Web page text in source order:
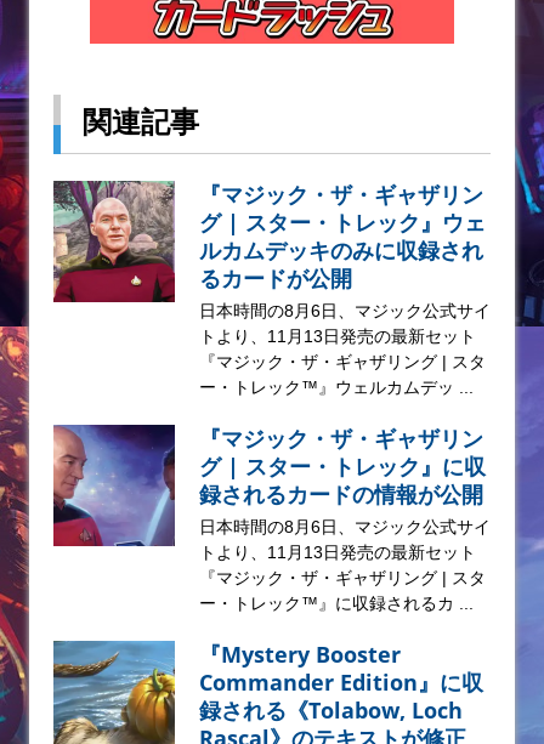
関連記事
『マジック・ザ・ギャザリン
グ | スター・トレック』ウェ
ルカムデッキのみに収録され
るカードが公開
日本時間の8月6日、マジック公式サイ
トより、11月13日発売の最新セット
『マジック・ザ・ギャザリング | スタ
ー・トレック™』ウェルカムデッ ...
『マジック・ザ・ギャザリン
グ | スター・トレック』に収
録されるカードの情報が公開
日本時間の8月6日、マジック公式サイ
トより、11月13日発売の最新セット
『マジック・ザ・ギャザリング | スタ
ー・トレック™』に収録されるカ ...
『Mystery Booster
Commander Edition』に収
録される《Tolabow, Loch